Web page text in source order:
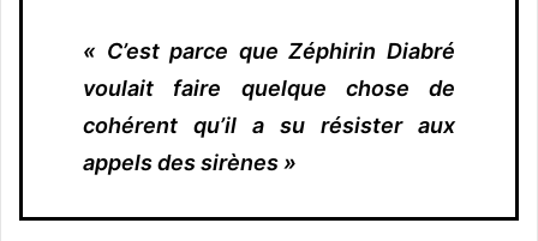
« C’est parce que Zéphirin Diabré
voulait faire quelque chose de
cohérent qu’il a su résister aux
appels des sirènes »